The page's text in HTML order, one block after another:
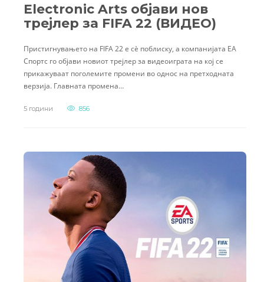
Electronic Arts објави нов
трејлер за FIFA 22 (ВИДЕО)
Пристигнувањето на FIFA 22 е сѐ поблиску, а компанијата ЕА
Спортс го објави новиот трејлер за видеоиграта на кој се
прикажуваат поголемите промени во однос на претходната
верзија. Главната промена…
5 години 856